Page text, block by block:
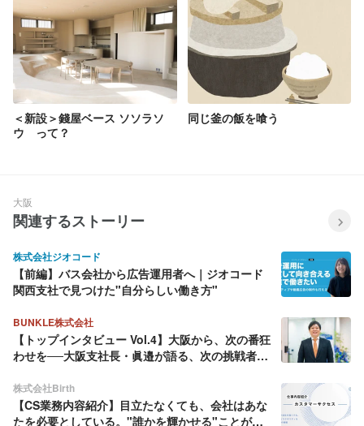
＜新設＞錢屋ベース ソソラソ
ウ って？
同じ釜の飯を喰う
大阪
関連するストーリー
株式会社ジオコード
【前編】バス会社から広告運用者へ｜ジオコード
関西支社で見つけた"自分らしい働き方"
BUNKLE株式会社
【トップインタビュー Vol.4】大阪から、次の番狂
わせを──大阪支社長・眞邉が語る、次の挑戦者が
株式会社Birth
【CS業務内容紹介】目立たなくても、会社はあな
たを必要としている。"誰かを輝かせる"ことが仕